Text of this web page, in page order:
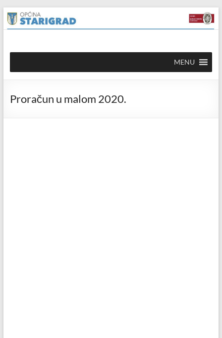
content
Skip
to
content
Općina
Starigrad
mrežna
MENU
Proračun u malom 2020.